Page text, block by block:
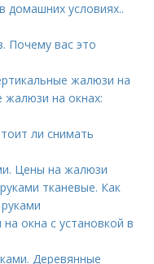
домашних условиях..
Почему вас это
жалюзи на
жалюзи на окнах:
ли снимать
Цены на жалюзи
тканевые. Как
окна с установкой в
Деревянные